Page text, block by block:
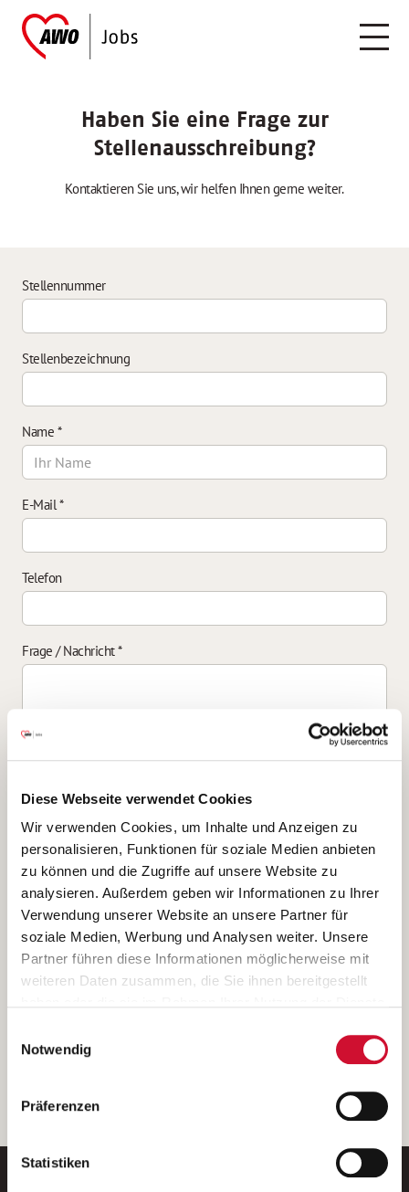
Diese Webseite verwendet Cookies
Wir verwenden Cookies, um Inhalte und Anzeigen zu
personalisieren, Funktionen für soziale Medien anbieten
zu können und die Zugriffe auf unsere Website zu
analysieren. Außerdem geben wir Informationen zu Ihrer
Verwendung unserer Website an unsere Partner für
soziale Medien, Werbung und Analysen weiter. Unsere
Partner führen diese Informationen möglicherweise mit
weiteren Daten zusammen, die Sie ihnen bereitgestellt
Wenn Sie auf „Cookies zulassen“ klicken, so stimmen
Sie der Speicherung sämtlicher Cookies zu. Sie können
Ihre Einwilligung selbstverständlich jederzeit widerrufen,
indem Sie die Cookie-Einstellungen aufrufen und diese
unserer
Notwendig
Präferenzen
Statistiken
Haben Sie eine Frage zur
Stellenausschreibung?
Kontaktieren Sie uns, wir helfen Ihnen gerne weiter.
Stellennummer
Stellenbezeichnung
Name *
E-Mail*
Telefon
Frage / Nachricht*
Ich bin damit einverstanden, dass meine personenbezogenen Daten
ausschließlich zum Zweck der Durchführung der Kontaktanfrage
verarbeitet, auf IT- Systemen der Garitz Bewirtschaftungsbetriebe
GmbH, Heinrich-von-Kleist-Straße 2, 97688 Bad Kissingen
(Betreiber) gespeichert und an die für das Stellenangebot
verantwortliche Stelle zur Kontaktaufnahme weitergegeben
werden.
Diese Einwilligungserklärung kann ich jederzeit gegenüber dem
Weitere Details können Sie der
entnehmen.